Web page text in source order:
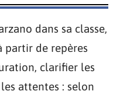
dans sa classe,
partir de repères
clarifier les
attentes : selon